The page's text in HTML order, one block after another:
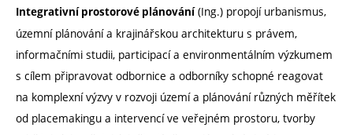
Integrativní prostorové plánování (Ing.) propojí urbanismus,
územní plánování a krajinářskou architekturu s právem,
informačními studii, participací a environmentálním výzkumem
s cílem připravovat odbornice a odborníky schopné reagovat
na komplexní výzvy v rozvoji území a plánování různých měřítek
od placemakingu a intervencí ve veřejném prostoru, tvorby